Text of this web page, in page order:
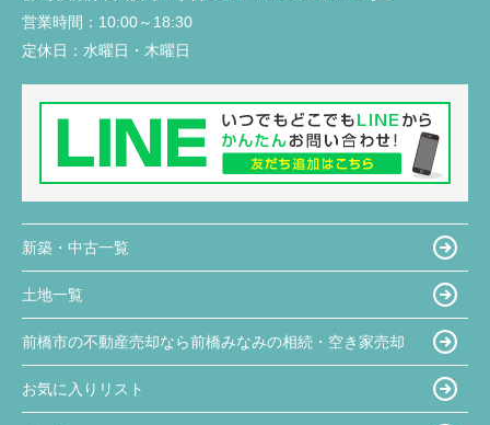
営業時間： 10:00～18:30
定休日： 水曜日・木曜日
新築・中古一覧
土地一覧
前橋市の不動産売却なら前橋みなみの相続・空き家売却
お気に入りリスト